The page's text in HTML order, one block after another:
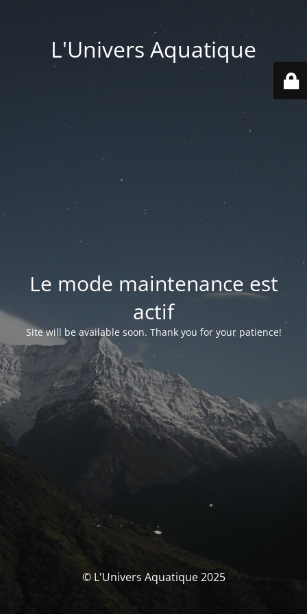
L'Univers Aquatique
Le mode maintenance est
actif
Site will be available soon. Thank you for your patience!
© L'Univers Aquatique 2025